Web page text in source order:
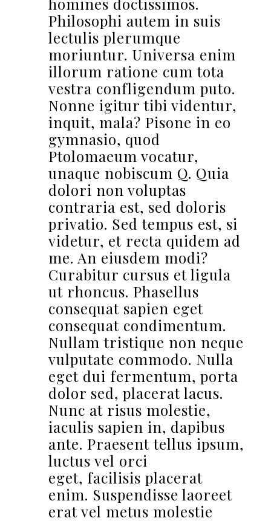
Philosophi autem in suis
lectulis plerumque
moriuntur. Universa enim
illorum ratione cum tota
vestra confligendum puto.
Nonne igitur tibi videntur,
inquit, mala? Pisone in eo
gymnasio, quod
Ptolomaeum vocatur,
unaque nobiscum Q. Quia
dolori non voluptas
contraria est, sed doloris
privatio. Sed tempus est, si
videtur, et recta quidem ad
me. An eiusdem modi?
Curabitur cursus et ligula
ut rhoncus. Phasellus
consequat sapien eget
consequat condimentum.
Nullam tristique non neque
vulputate commodo. Nulla
eget dui fermentum, porta
dolor sed, placerat lacus.
Nunc at risus molestie,
iaculis sapien in, dapibus
ante. Praesent tellus ipsum,
luctus vel orci
eget, facilisis placerat
enim. Suspendisse laoreet
erat vel metus molestie